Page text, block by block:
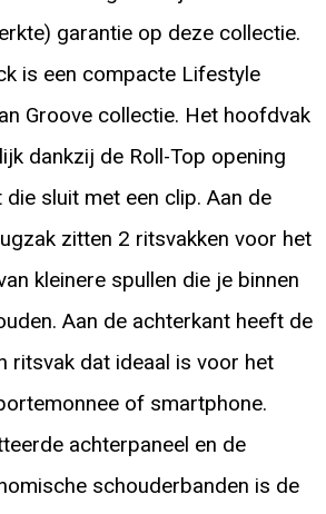
garantie op deze collectie.
is een compacte Lifestyle
Groove collectie. Het hoofdvak
dankzij de Roll-Top opening
die sluit met een clip. Aan de
zitten 2 ritsvakken voor het
kleinere spullen die je binnen
Aan de achterkant heeft de
ritsvak dat ideaal is voor het
of smartphone.
achterpaneel en de
schouderbanden is de